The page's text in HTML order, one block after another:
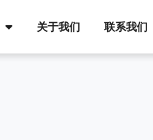
关于我们 联系我们